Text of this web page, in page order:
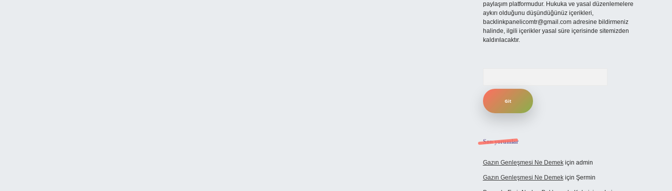
paylaşım platformudur. Hukuka ve yasal düzenlemelere
aykırı olduğunu düşündüğünüz içerikleri,
backlinkpanelicomtr@gmail.comadresine bildirmeniz
halinde, ilgili içerikler yasal süre içerisinde sitemizden
kaldırılacaktır.
Son yorumlar
Gazın Genleşmesi Ne Demekiçin admin
Gazın Genleşmesi Ne Demekiçin Şermin